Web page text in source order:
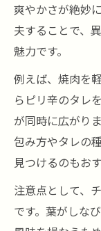
爽やかさが絶妙
夫することで、
魅力です。
例えば、焼肉を
らピリ辛のタレ
が同時に広がり
包み方やタレの
見つけるのもお
注意点として、
です。葉がしな